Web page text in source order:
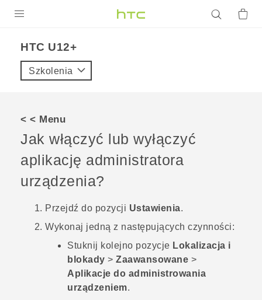
VIVE
VIVERSE
POMOC TECHNICZNA
Urządzenia i akcesoria HTC
Zaloguj się
HTC U12+‎
Szkolenia
< < Menu
Jak włączyć lub wyłączyć
aplikację administratora
urządzenia?
Przejdź do pozycji Ustawienia.
Wykonaj jedną z następujących czynności:
Stuknij kolejno pozycje Lokalizacja i
blokady > Zaawansowane >
Aplikacje do administrowania
urządzeniem.